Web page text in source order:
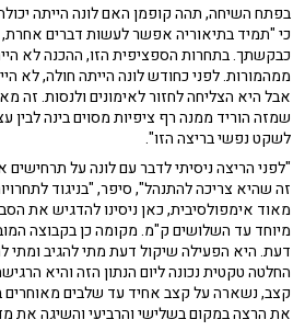
בפתח השיחה, תהה קופמן האם לונה הייתה
כי "תמיד בתיאוריה אפשר לעשות דברים
כבקשתך. בתחרות הספציפית הזו, ההכנה לא
ממהמורות. לפני כחודש לונה הייתה חולה, לא
אבל היא הצליחה לחזור לאימונים ולנסות. זה
שמזה הוריד ממנה רף ציפיות מסוים בינה לבין
לשקט נפשי בריצה הזו".
"לפני הריצה ניסיתי לדבר עם לונה על
זה שהיא צריכה להתנהל", סיפר, "בניגוד
מאוד אימפולסיבית, כאן ניסינו להדגיש את
מיוחד עד השלושים ק"מ. מקומה כן בקבוצה
דעת. היא הפעילה שיקול דעת מתי להגיב ומתי
החלטה טקטית נכונה ליום הנתון הזה והיא
קצב, נשארה על קצב אחיד עד שלבים מאוחרים
את הרצה במקום בשלישי והרביעי והשיגה את